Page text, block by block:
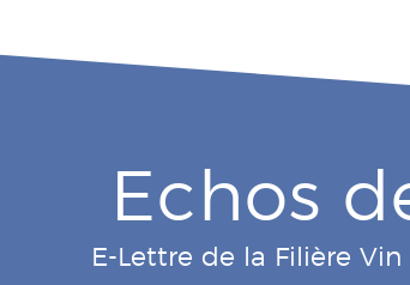
Echos
E-Lettre de la Filière